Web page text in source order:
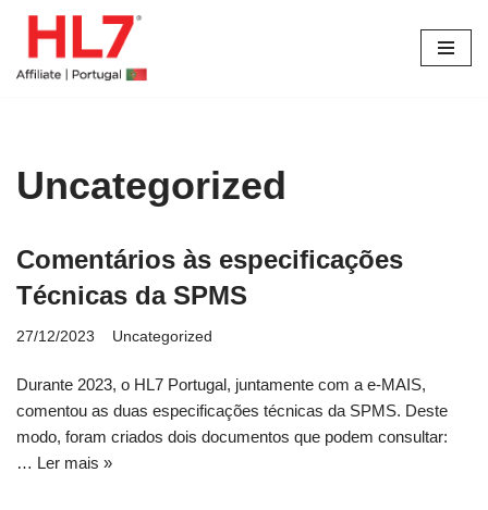
Avançar
para
Uncategorized
Comentários às especificações
Técnicas da SPMS
27/12/2023 Uncategorized
Durante 2023, o HL7 Portugal, juntamente com a e-MAIS,
comentou as duas especificações técnicas da SPMS. Deste
modo, foram criados dois documentos que podem consultar:
… Ler mais »